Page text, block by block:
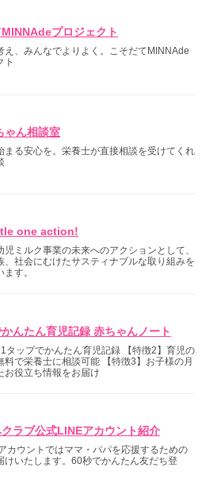
プロジェクト
え、みんなでよりよく。こそだてMINNAde
ト
ゃん相談室
まる安心を。栄養士が直接相談を受けてくれ
one action!
児ミルク事業の未来へのアクションとして、
、社会にむけたサスティナブルな取り組みを
す。
んたん育児記録 赤ちゃんノート
1タップでかんたん育児記録 【特徴2】育児の
料で栄養士に相談可能 【特徴3】お子様の月
お役立ち情報をお届け
ラブ公式LINEアカウント紹介
カウントではママ・パパを応援するための
けいたします。60秒でかんたん友だち登